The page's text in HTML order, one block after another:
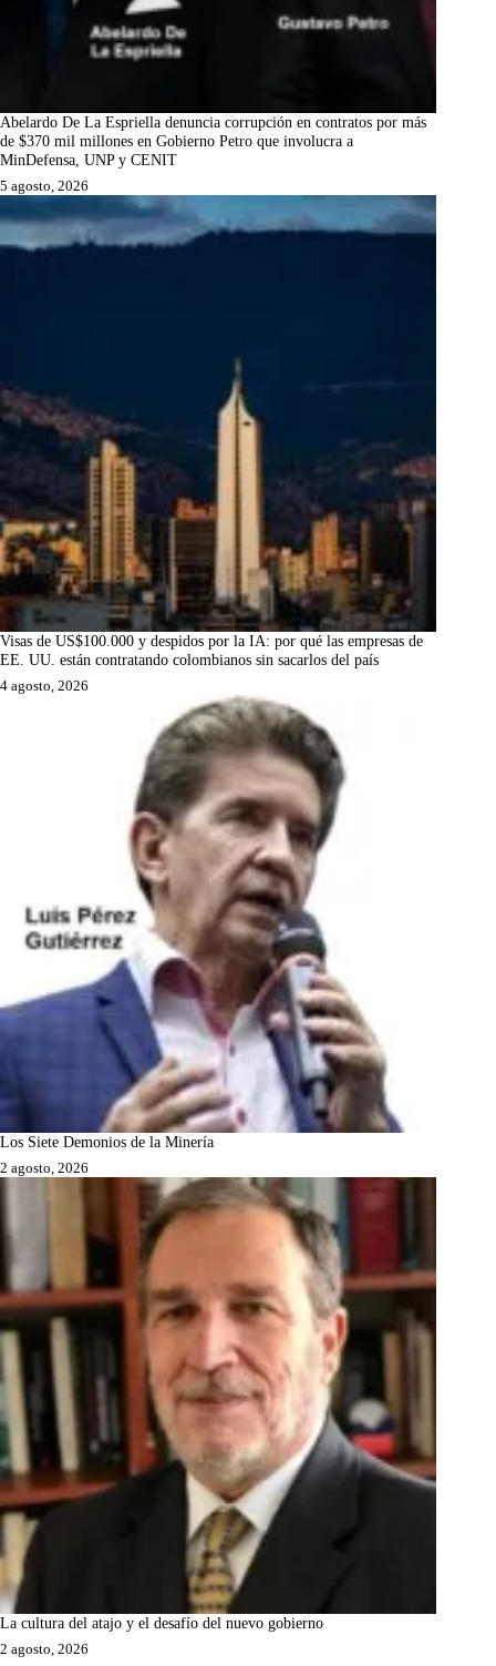
Abelardo De La Espriella denuncia corrupción en contratos por más
de $370 mil millones en Gobierno Petro que involucra a
MinDefensa, UNP y CENIT
5 agosto, 2026
Visas de US$100.000 y despidos por la IA: por qué las empresas de
EE. UU. están contratando colombianos sin sacarlos del país
4 agosto, 2026
Los Siete Demonios de la Minería
2 agosto, 2026
La cultura del atajo y el desafío del nuevo gobierno
2 agosto, 2026